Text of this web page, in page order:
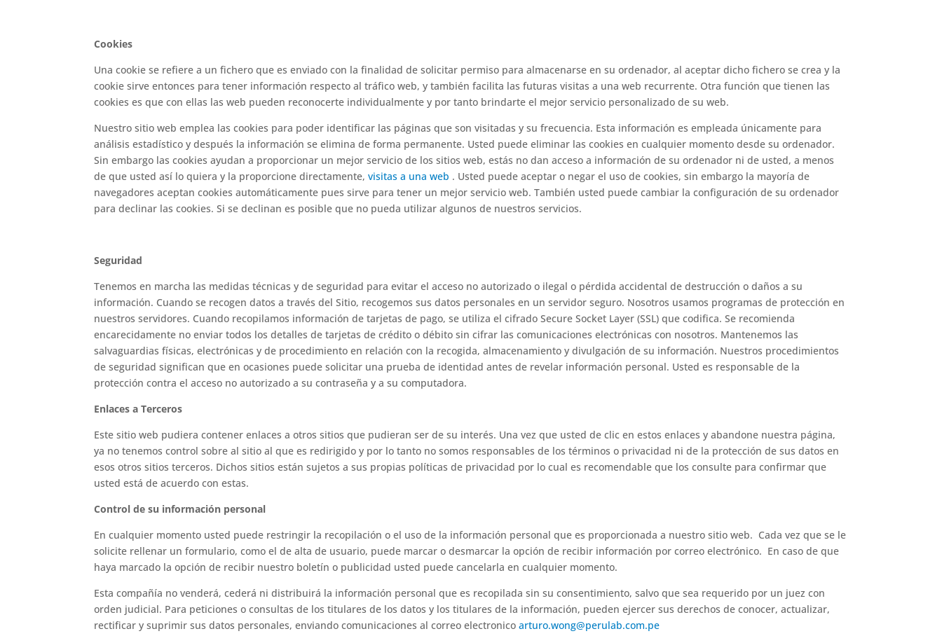
Cookies
Una cookie se refiere a un fichero que es enviado con la finalidad de solicitar permiso para almacenarse en su ordenador, al aceptar dicho fichero se crea y la
cookie sirve entonces para tener información respecto al tráfico web, y también facilita las futuras visitas a una web recurrente. Otra función que tienen las
cookies es que con ellas las web pueden reconocerte individualmente y por tanto brindarte el mejor servicio personalizado de su web.
Nuestro sitio web emplea las cookies para poder identificar las páginas que son visitadas y su frecuencia. Esta información es empleada únicamente para
análisis estadístico y después la información se elimina de forma permanente. Usted puede eliminar las cookies en cualquier momento desde su ordenador.
Sin embargo las cookies ayudan a proporcionar un mejor servicio de los sitios web, estás no dan acceso a información de su ordenador ni de usted, a menos
de que usted así lo quiera y la proporcione directamente,visitas a una web . Usted puede aceptar o negar el uso de cookies, sin embargo la mayoría de
navegadores aceptan cookies automáticamente pues sirve para tener un mejor servicio web. También usted puede cambiar la configuración de su ordenador
para declinar las cookies. Si se declinan es posible que no pueda utilizar algunos de nuestros servicios.
Seguridad
Tenemos en marcha las medidas técnicas y de seguridad para evitar el acceso no autorizado o ilegal o pérdida accidental de destrucción o daños a su
información. Cuando se recogen datos a través del Sitio, recogemos sus datos personales en un servidor seguro. Nosotros usamos programas de protección en
nuestros servidores. Cuando recopilamos información de tarjetas de pago, se utiliza el cifrado Secure Socket Layer (SSL) que codifica. Se recomienda
encarecidamente no enviar todos los detalles de tarjetas de crédito o débito sin cifrar las comunicaciones electrónicas con nosotros. Mantenemos las
salvaguardias físicas, electrónicas y de procedimiento en relación con la recogida, almacenamiento y divulgación de su información. Nuestros procedimientos
de seguridad significan que en ocasiones puede solicitar una prueba de identidad antes de revelar información personal. Usted es responsable de la
protección contra el acceso no autorizado a su contraseña y a su computadora.
Enlaces a Terceros
Este sitio web pudiera contener enlaces a otros sitios que pudieran ser de su interés. Una vez que usted de clic en estos enlaces y abandone nuestra página,
ya no tenemos control sobre al sitio al que es redirigido y por lo tanto no somos responsables de los términos o privacidad ni de la protección de sus datos en
esos otros sitios terceros. Dichos sitios están sujetos a sus propias políticas de privacidad por lo cual es recomendable que los consulte para confirmar que
usted está de acuerdo con estas.
Control de su información personal
En cualquier momento usted puede restringir la recopilación o el uso de la información personal que es proporcionada a nuestro sitio web. Cada vez que se le
solicite rellenar un formulario, como el de alta de usuario, puede marcar o desmarcar la opción de recibir información por correo electrónico. En caso de que
haya marcado la opción de recibir nuestro boletín o publicidad usted puede cancelarla en cualquier momento.
Esta compañía no venderá, cederá ni distribuirá la información personal que es recopilada sin su consentimiento, salvo que sea requerido por un juez con
orden judicial. Para peticiones o consultas de los titulares de los datos y los titulares de la información, pueden ejercer sus derechos de conocer, actualizar,
rectificar y suprimir sus datos personales, enviando comunicaciones al correo electronicoarturo.wong@perulab.com.pe